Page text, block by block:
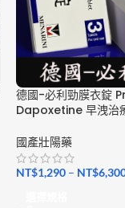
德國-必利勁膜衣錠
Dapoxetine 早洩治
國產壯陽藥
NT$1,290– NT$